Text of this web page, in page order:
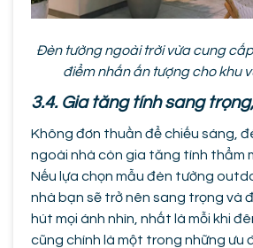
Đèn tường ngoài trời vừa cung
điểm nhấn ấn tượng cho khu
3.4. Gia tăng tính sang
Không đơn thuần để chiếu sáng,
ngoài nhà còn gia tăng tính thẩm
Nếu lựa chọn mẫu đèn tường
nhà bạn sẽ trở nên sang trọng và
hút mọi ánh nhìn, nhất là mỗi khi
cũng chính là một trong những ưu